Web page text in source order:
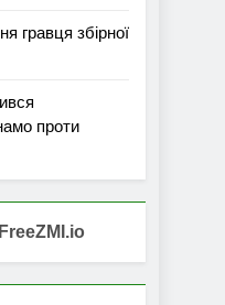
гравця збірної
проти